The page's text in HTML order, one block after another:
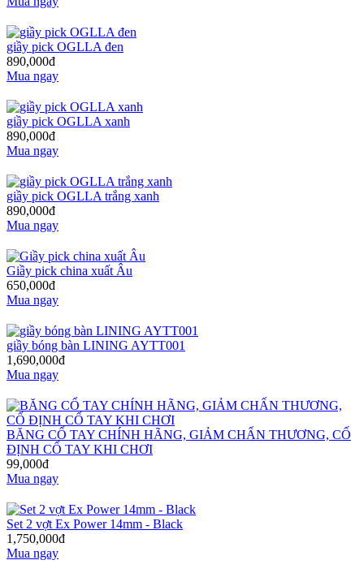
giầy pick OGLLA đen
890,000đ
Mua ngay
giầy pick OGLLA xanh
890,000đ
Mua ngay
giầy pick OGLLA trắng xanh
890,000đ
Mua ngay
Giầy pick china xuất Âu
650,000đ
Mua ngay
giầy bóng bàn LINING AYTT001
1,690,000đ
Mua ngay
BĂNG CỔ TAY CHÍNH HÃNG, GIẢM CHẤN THƯƠNG, CỐ
ĐỊNH CỔ TAY KHI CHƠI
99,000đ
Mua ngay
Set 2 vợt Ex Power 14mm - Black
1,750,000đ
Mua ngay